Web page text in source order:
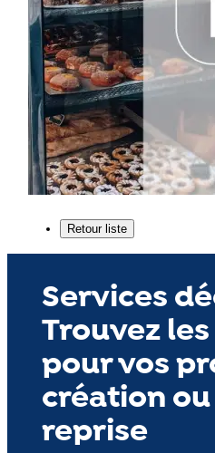
Services
Trouvez
pour vos
création
reprise